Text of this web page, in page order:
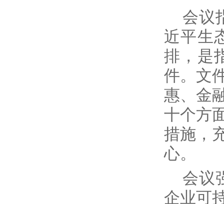
会议
近平生
排，是
件。文
惠、金
十个方
措施，
心。
会议
企业可